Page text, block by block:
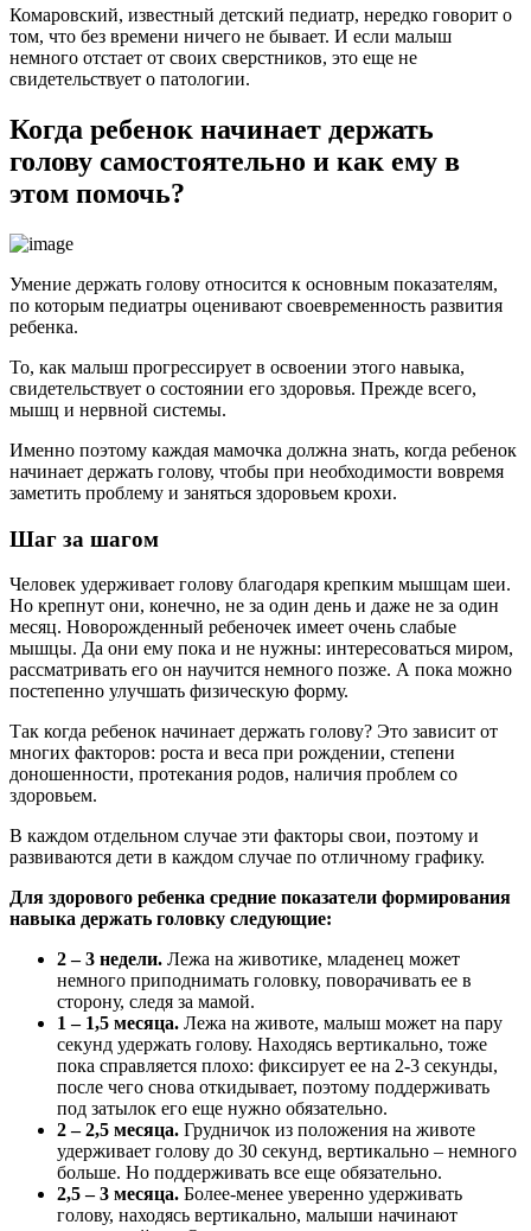
Комаровский, известный детский педиатр, нередко говорит о
том, что без времени ничего не бывает. И если малыш
немного отстает от своих сверстников, это еще не
свидетельствует о патологии.
Когда ребенок начинает держать
голову самостоятельно и как ему в
этом помочь?
Умение держать голову относится к основным показателям,
по которым педиатры оценивают своевременность развития
ребенка.
То, как малыш прогрессирует в освоении этого навыка,
свидетельствует о состоянии его здоровья. Прежде всего,
мышц и нервной системы.
Именно поэтому каждая мамочка должна знать, когда ребенок
начинает держать голову, чтобы при необходимости вовремя
заметить проблему и заняться здоровьем крохи.
Шаг за шагом
Человек удерживает голову благодаря крепким мышцам шеи.
Но крепнут они, конечно, не за один день и даже не за один
месяц. Новорожденный ребеночек имеет очень слабые
мышцы. Да они ему пока и не нужны: интересоваться миром,
рассматривать его он научится немного позже. А пока можно
постепенно улучшать физическую форму.
Так когда ребенок начинает держать голову? Это зависит от
многих факторов: роста и веса при рождении, степени
доношенности, протекания родов, наличия проблем со
здоровьем.
В каждом отдельном случае эти факторы свои, поэтому и
развиваются дети в каждом случае по отличному графику.
Для здорового ребенка средние показатели формирования
навыка держать головку следующие:
2 – 3 недели. Лежа на животике, младенец может
немного приподнимать головку, поворачивать ее в
сторону, следя за мамой.
1 – 1,5 месяца. Лежа на животе, малыш может на пару
секунд удержать голову. Находясь вертикально, тоже
пока справляется плохо: фиксирует ее на 2-3 секунды,
после чего снова откидывает, поэтому поддерживать
под затылок его еще нужно обязательно.
2 – 2,5 месяца. Грудничок из положения на животе
удерживает голову до 30 секунд, вертикально – немного
больше. Но поддерживать все еще обязательно.
2,5 – 3 месяца. Более-менее уверенно удерживать
голову, находясь вертикально, малыши начинают